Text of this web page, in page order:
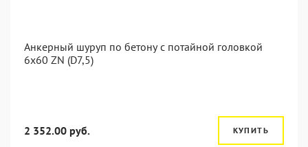
Анкерный шуруп по бетону с потайной головкой
6x60 ZN (D7,5)
2 352.00 руб. КУПИТЬ